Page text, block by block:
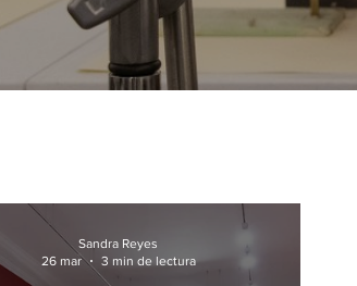
Sandra Reyes
26 mar
3 min de lectura